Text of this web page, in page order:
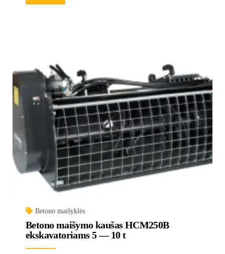
Betono maišyklės
Betono maišymo kaušas HCM250B
ekskavatoriams 5 — 10 t